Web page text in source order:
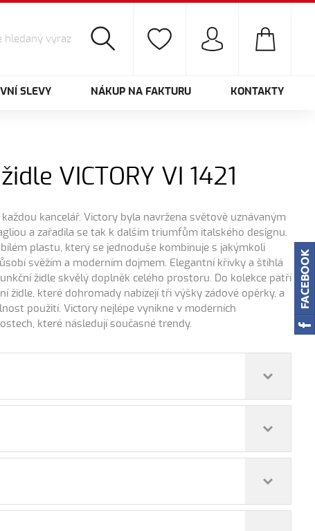
SLEVY NÁKUP NA FAKTURU KONTAKTY
VICTORY VI 1421
kancelář. Victory byla navržena světově uznávaným
a zařadila se tak k dalším triumfům italského designu.
bílém plastu, který se jednoduše kombinuje s jakýmkoli
svěžím a moderním dojmem. Elegantní křivky a štíhlá
židle skvělý doplněk celého prostoru. Do kolekce patří
židle, které dohromady nabízejí tři výšky zádové opěrky, a
použití. Victory nejlépe vynikne v moderních
které následují současné trendy.